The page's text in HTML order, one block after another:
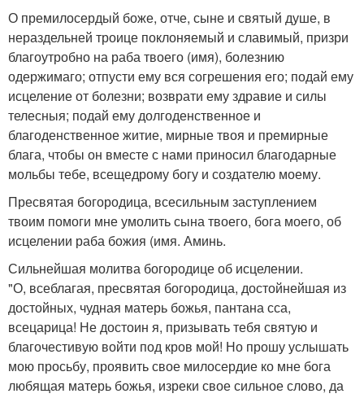
О премилосердый боже, отче, сыне и святый душе, в
нераздельней троице поклоняемый и славимый, призри
благоутробно на раба твоего (имя), болезнию
одержимаго; отпусти ему вся согрешения его; подай ему
исцеление от болезни; возврати ему здравие и силы
телесныя; подай ему долгоденственное и
благоденственное житие, мирные твоя и премирные
блага, чтобы он вместе с нами приносил благодарные
мольбы тебе, всещедрому богу и создателю моему.
Пресвятая богородица, всесильным заступлением
твоим помоги мне умолить сына твоего, бога моего, об
исцелении раба божия (имя. Аминь.
Сильнейшая молитва богородице об исцелении.
"О, всеблагая, пресвятая богородица, достойнейшая из
достойных, чудная матерь божья, пантана сса,
всецарица! Не достоин я, призывать тебя святую и
благочестивую войти под кров мой! Но прошу услышать
мою просьбу, проявить свое милосердие ко мне бога
любящая матерь божья, изреки свое сильное слово, да